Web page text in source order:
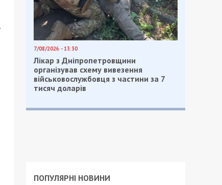
7/08/2026 - 13:30
Лікар з Дніпропетровщини
організував схему вивезення
військовослужбовця з частини за 7
тисяч доларів
ПОПУЛЯРНІ НОВИНИ